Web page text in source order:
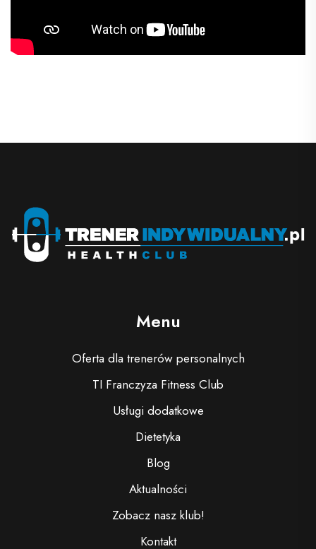
Menu
Oferta dla trenerów personalnych
TI Franczyza Fitness Club
Usługi dodatkowe
Dietetyka
Blog
Aktualności
Zobacz nasz klub!
Kontakt